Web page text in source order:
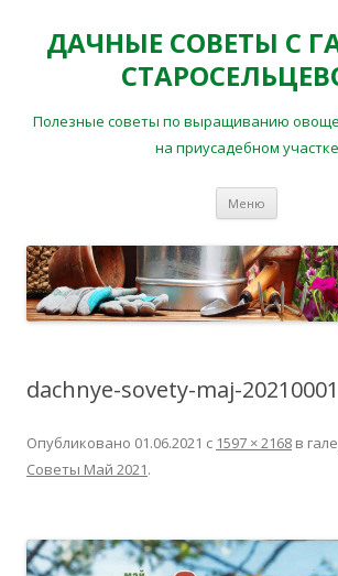
ДАЧНЫЕ СОВЕТЫ С
Полезные советы по выращиванию
на приусадебном участке
Меню
dachnye-sovety-maj-20210001
Опубликовано 01.06.2021 с 1597 × 2168 в
Советы Май 2021.